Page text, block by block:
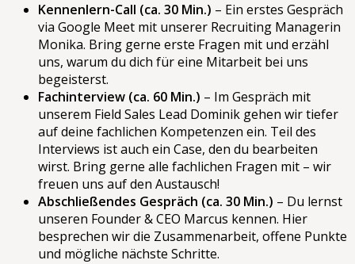
Kennenlern-Call (ca. 30 Min.) – Ein erstes Gespräch
via Google Meet mit unserer Recruiting Managerin
Monika. Bring gerne erste Fragen mit und erzähl
uns, warum du dich für eine Mitarbeit bei uns
begeisterst.
Fachinterview (ca. 60 Min.) – Im Gespräch mit
unserem Field Sales Lead Dominik gehen wir tiefer
auf deine fachlichen Kompetenzen ein. Teil des
Interviews ist auch ein Case, den du bearbeiten
wirst. Bring gerne alle fachlichen Fragen mit – wir
freuen uns auf den Austausch!
Abschließendes Gespräch (ca. 30 Min.) – Du lernst
unseren Founder & CEO Marcus kennen. Hier
besprechen wir die Zusammenarbeit, offene Punkte
und mögliche nächste Schritte.